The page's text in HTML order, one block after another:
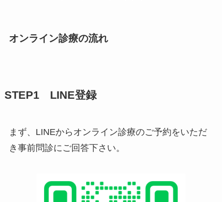
オンライン診療の流れ
STEP1 LINE登録
まず、LINEからオンライン診療のご予約をいただ
き事前問診にご回答下さい。